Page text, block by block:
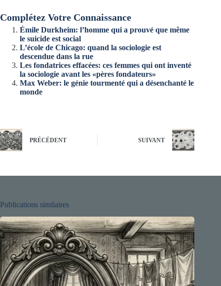
Complétez Votre Connaissance
Émile Durkheim: l’homme qui a prouvé que même
le suicide est social
L’école de Chicago: quand la sociologie est
descendue dans la rue
Les fondatrices effacées: ces femmes qui ont inventé
la sociologie avant les «pères fondateurs»
Max Weber: le génie tourmenté qui a désenchanté le
monde
PRÉCÉDENT SUIVANT
Publications similaires